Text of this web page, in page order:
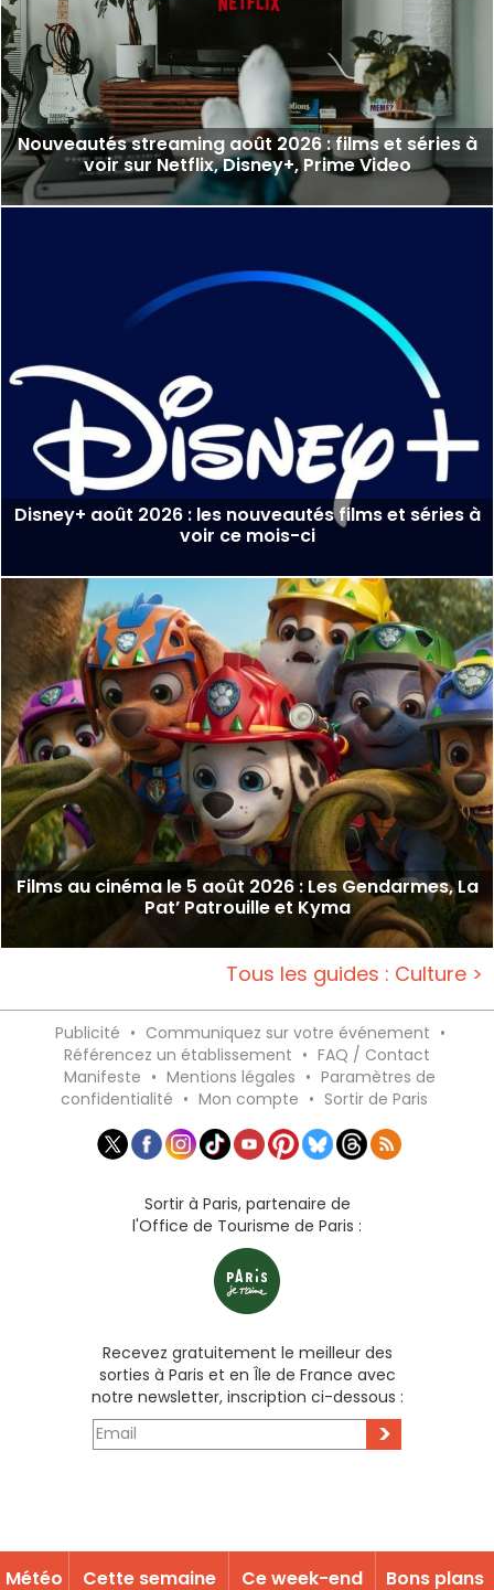
Nouveautés streaming août 2026 : films et séries à
voir sur Netflix, Disney+, Prime Video
Disney+ août 2026 : les nouveautés films et séries à
voir ce mois-ci
Films au cinéma le 5 août 2026 : Les Gendarmes, La
Pat’ Patrouille et Kyma
Tous les guides : Culture >
Publicité • Communiquez sur votre événement •
Référencez un établissement • FAQ / Contact
Manifeste • Mentions légales • Paramètres de
confidentialité • Mon compte • Sortir de Paris
Sortir à Paris, partenaire de
l'Office de Tourisme de Paris :
Recevez gratuitement le meilleur des
sorties à Paris et en Île de France avec
notre newsletter, inscription ci-dessous :
>
Météo Cette semaine Ce week-end Bons plans